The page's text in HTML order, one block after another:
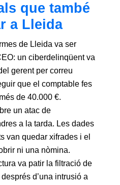
que també
a Lleida
de Lleida va ser
un ciberdelinqüent va
gerent per correu
que el comptable fes
de 40.000 €.
un atac de
a la tarda. Les dades
van quedar xifrades i el
ni una nòmina.
va patir la filtració de
d’una intrusió a